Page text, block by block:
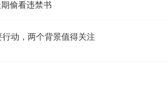
偷看违禁书
动，两个背景值得关注